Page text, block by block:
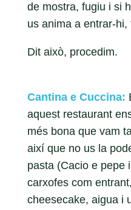
de mostra, fugiu i si
us anima a entrar-hi,
Dit això, procedim.
Cantina e Cuccina:
aquest restaurant
més bona que vam
així que no us la
pasta (Cacio e pepe
carxofes com
cheesecake, aigua i